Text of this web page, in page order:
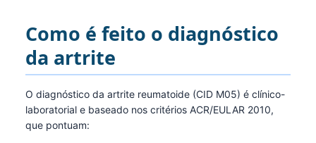
Como é feito o diagnóstico
da artrite
O diagnóstico da artrite reumatoide (CID M05) é clínico-
laboratorial e baseado nos critérios ACR/EULAR 2010,
que pontuam: